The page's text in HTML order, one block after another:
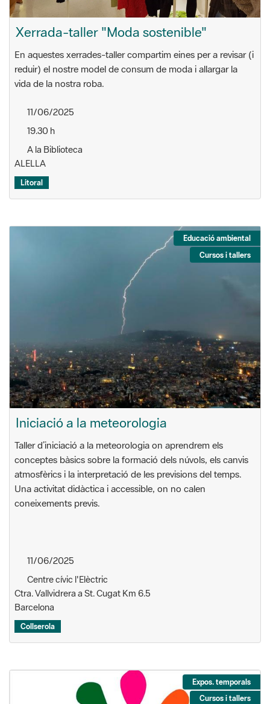
Xerrada-taller "Moda sostenible"
En aquestes xerrades-taller compartim eines per a revisar (i
reduir) el nostre model de consum de moda i allargar la
vida de la nostra roba.
11/06/2025
19.30 h
A la Biblioteca
ALELLA
Litoral
Educació ambiental
Cursos i tallers
Iniciació a la meteorologia
Taller d’iniciació a la meteorologia on aprendrem els
conceptes bàsics sobre la formació dels núvols, els canvis
atmosfèrics i la interpretació de les previsions del temps.
Una activitat didàctica i accessible, on no calen
coneixements previs.
11/06/2025
Centre cívic l'Elèctric
Ctra. Vallvidrera a St. Cugat Km 6.5
Barcelona
Collserola
Expos. temporals
Cursos i tallers